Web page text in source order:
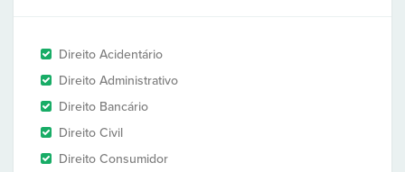
Direito Acidentário
Direito Administrativo
Direito Bancário
Direito Civil
Direito Consumidor